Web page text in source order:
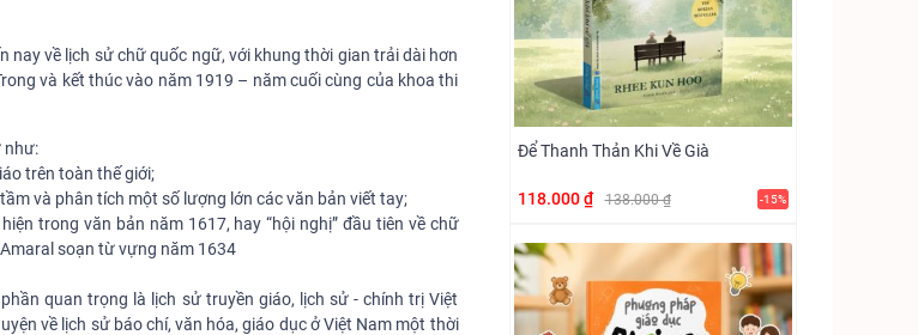
về lịch sử chữ quốc ngữ, với khung thời gian trải dài hơn
và kết thúc vào năm 1919 – năm cuối cùng của khoa thi
như:
trên toàn thế giới;
và phân tích một số lượng lớn các văn bản viết tay;
trong văn bản năm 1617, hay “hội nghị” đầu tiên về chữ
soạn từ vựng năm 1634
quan trọng là lịch sử truyền giáo, lịch sử - chính trị Việt
về lịch sử báo chí, văn hóa, giáo dục ở Việt Nam một thời
Để Thanh Thản Khi Về Già
118.000 ₫ 138.000 ₫ -15%